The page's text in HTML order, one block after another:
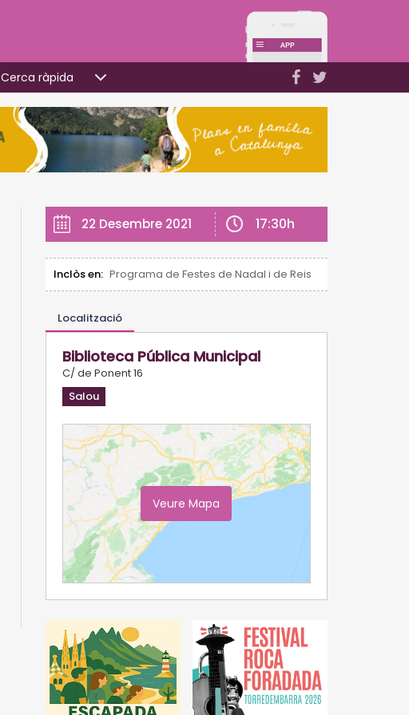
Cerca ràpida
22 Desembre 2021 17:30h
Inclòs en: Programa de Festes de Nadal i de Reis (Salou)
Localització
Biblioteca Pública Municipal
C/ de Ponent 16
Salou
Veure Mapa